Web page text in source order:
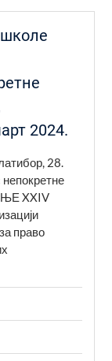
2024.
28.
XXIV
право